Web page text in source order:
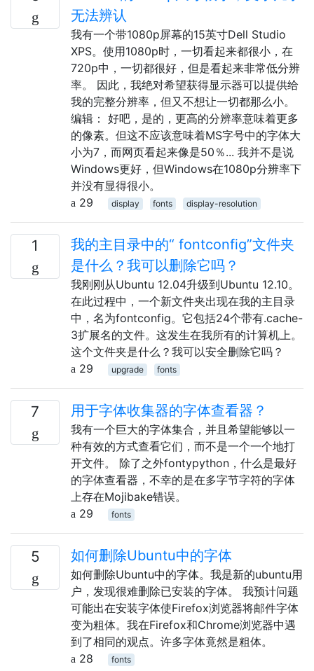
无法辨认
我有一个带1080p屏幕的15英寸Dell Studio
XPS。使用1080p时，一切看起来都很小，在
720p中，一切都很好，但是看起来非常低分辨
率。 因此，我绝对希望获得显示器可以提供给
我的完整分辨率，但又不想让一切都那么小。
编辑： 好吧，是的，更高的分辨率意味着更多
的像素。但这不应该意味着MS字号中的字体大
小为7，而网页看起来像是50％... 我并不是说
Windows更好，但Windows在1080p分辨率下
并没有显得很小。
29
display fonts display-resolution
1
我的主目录中的“ fontconfig”文件夹
是什么？我可以删除它吗？
我刚刚从Ubuntu 12.04升级到Ubuntu 12.10。
在此过程中，一个新文件夹出现在我的主目录
中，名为fontconfig。它包括24个带有.cache-
3扩展名的文件。这发生在我所有的计算机上。
这个文件夹是什么？我可以安全删除它吗？
29
upgrade fonts
7 用于字体收集器的字体查看器？
我有一个巨大的字体集合，并且希望能够以一
种有效的方式查看它们，而不是一个一个地打
开文件。 除了之外fontypython，什么是最好
的字体查看器，不幸的是在多字节字符的字体
上存在Mojibake错误。
29
fonts
5 如何删除Ubuntu中的字体
如何删除Ubuntu中的字体。我是新的ubuntu用
户，发现很难删除已安装的字体。 我预计问题
可能出在安装字体使Firefox浏览器将邮件字体
变为粗体。我在Firefox和Chrome浏览器中遇
到了相同的观点。许多字体竟然是粗体。
28
fonts